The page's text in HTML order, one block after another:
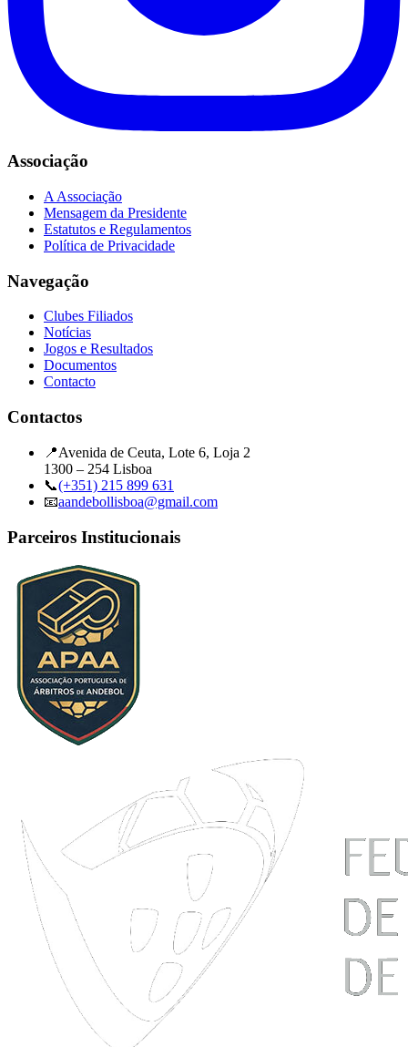
Associação
A Associação
Mensagem da Presidente
Estatutos e Regulamentos
Política de Privacidade
Navegação
Clubes Filiados
Notícias
Jogos e Resultados
Documentos
Contacto
Contactos
📍Avenida de Ceuta, Lote 6, Loja 2
1300 – 254 Lisboa
📞(+351) 215 899 631
📧aandebollisboa@gmail.com
Parceiros Institucionais